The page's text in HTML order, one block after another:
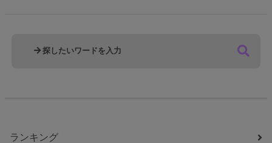
ランキング